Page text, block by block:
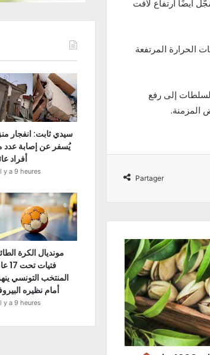
أيضًا ارتفاع لافت
الحرارة المرتفعة
إلى رفع
المزمنة.
Partager
سيدي ثابت: انفجار
يُسفر عن إصابة عدد
أفراد
y a 9 heures
مونديال الكرة
فتيات
المنتخب التونسي
أمام نظيره
y a 9 heures